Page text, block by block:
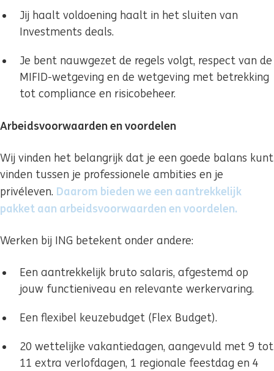
Jij haalt voldoening haalt in het sluiten van
Investments deals.
Je bent nauwgezet de regels volgt, respect van de
MIFID-wetgeving en de wetgeving met betrekking
tot compliance en risicobeheer.
Arbeidsvoorwaarden en voordelen
Wij vinden het belangrijk dat je een goede balans kunt
vinden tussen je professionele ambities en je
privéleven. Daarom bieden we een aantrekkelijk
pakket aan arbeidsvoorwaarden en voordelen.
Werken bij ING betekent onder andere:
Een aantrekkelijk bruto salaris, afgestemd op
jouw functieniveau en relevante werkervaring.
Een flexibel keuzebudget (Flex Budget).
20 wettelijke vakantiedagen, aangevuld met 9 tot
11 extra verlofdagen, 1 regionale feestdag en 4